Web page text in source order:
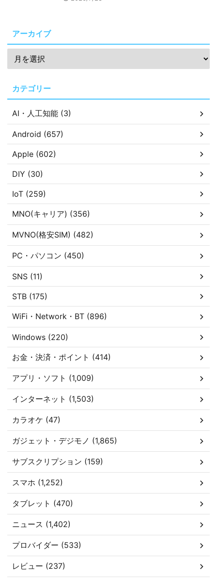
アーカイブ
カテゴリー
AI・人工知能 (3)
Android (657)
Apple (602)
DIY (30)
IoT (259)
MNO(キャリア) (356)
MVNO(格安SIM) (482)
PC・パソコン (450)
SNS (11)
STB (175)
WiFi・Network・BT (896)
Windows (220)
お金・決済・ポイント (414)
アプリ・ソフト (1,009)
インターネット (1,503)
カラオケ (47)
ガジェット・デジモノ (1,865)
サブスクリプション (159)
スマホ (1,252)
タブレット (470)
ニュース (1,402)
プロバイダー (533)
レビュー (237)